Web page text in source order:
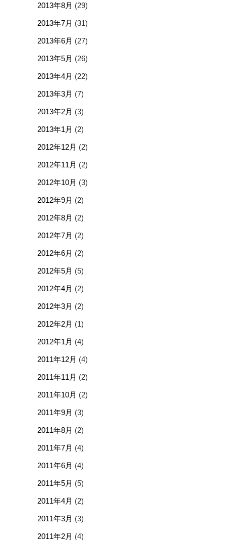
2013年8月 (29)
2013年7月 (31)
2013年6月 (27)
2013年5月 (26)
2013年4月 (22)
2013年3月 (7)
2013年2月 (3)
2013年1月 (2)
2012年12月 (2)
2012年11月 (2)
2012年10月 (3)
2012年9月 (2)
2012年8月 (2)
2012年7月 (2)
2012年6月 (2)
2012年5月 (5)
2012年4月 (2)
2012年3月 (2)
2012年2月 (1)
2012年1月 (4)
2011年12月 (4)
2011年11月 (2)
2011年10月 (2)
2011年9月 (3)
2011年8月 (2)
2011年7月 (4)
2011年6月 (4)
2011年5月 (5)
2011年4月 (2)
2011年3月 (3)
2011年2月 (4)